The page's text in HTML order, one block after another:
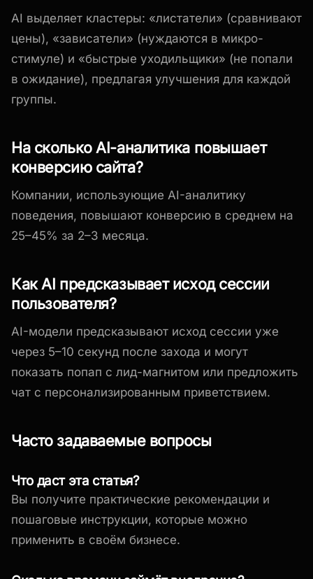
AI выделяет кластеры: «листатели» (сравнивают
цены), «зависатели» (нуждаются в микро-
стимуле) и «быстрые уходильщики» (не попали
в ожидание), предлагая улучшения для каждой
группы.
На сколько AI-аналитика повышает
конверсию сайта?
Компании, использующие AI-аналитику
поведения, повышают конверсию в среднем на
25–45% за 2–3 месяца.
Как AI предсказывает исход сессии
пользователя?
AI-модели предсказывают исход сессии уже
через 5–10 секунд после захода и могут
показать попап с лид-магнитом или предложить
чат с персонализированным приветствием.
Часто задаваемые вопросы
Что даст эта статья?
Вы получите практические рекомендации и
пошаговые инструкции, которые можно
применить в своём бизнесе.